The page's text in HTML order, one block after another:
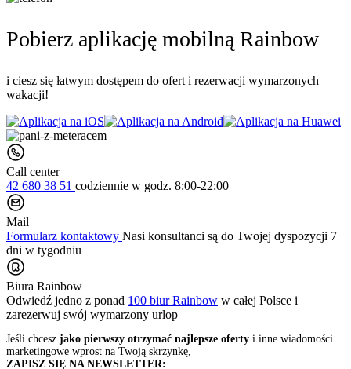
Pobierz aplikację mobilną Rainbow
i ciesz się łatwym dostępem do ofert i rezerwacji wymarzonych
wakacji!
Call center
42 680 38 51 codziennie w godz. 8:00-22:00
Mail
Formularz kontaktowy Nasi konsultanci są do Twojej dyspozycji 7
dni w tygodniu
Biura Rainbow
Odwiedź jedno z ponad 100 biur Rainbow w całej Polsce i
zarezerwuj swój wymarzony urlop
Jeśli chcesz jako pierwszy otrzymać najlepsze oferty i inne wiadomości
marketingowe wprost na Twoją skrzynkę,
ZAPISZ SIĘ NA NEWSLETTER: